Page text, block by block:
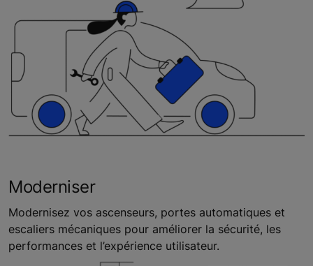
Moderniser
Modernisez vos ascenseurs, portes automatiques et
escaliers mécaniques pour améliorer la sécurité, les
performances et l’expérience utilisateur.